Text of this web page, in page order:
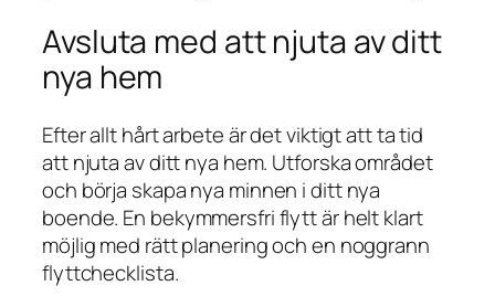
Avsluta med att njuta av ditt
nya hem
Efter allt hårt arbete är det viktigt att ta tid
att njuta av ditt nya hem. Utforska området
och börja skapa nya minnen i ditt nya
boende. En bekymmersfri flytt är helt klart
möjlig med rätt planering och en noggrann
flyttchecklista.